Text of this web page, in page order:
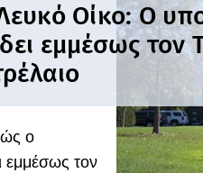
Οίκο: Ο
εμμέσως τον
ο
εμμέσως τον